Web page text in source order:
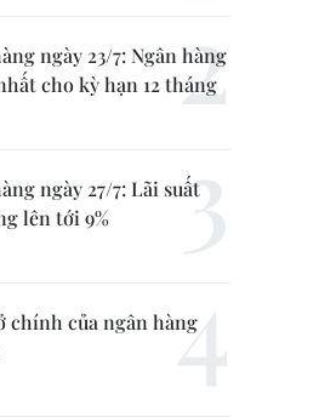
ngày 23/7: Ngân hàng
cho kỳ hạn 12 tháng
ngày 27/7: Lãi suất
lên tới 9%
chính của ngân hàng